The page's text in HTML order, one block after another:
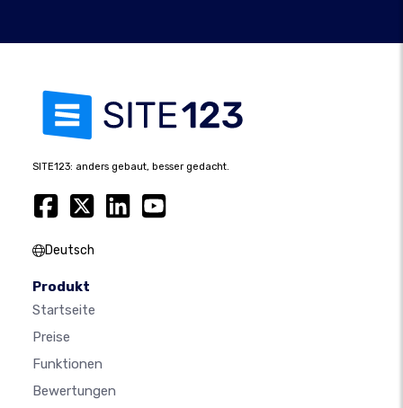
SITE123: anders gebaut, besser gedacht.
Deutsch
Produkt
Startseite
Preise
Funktionen
Bewertungen